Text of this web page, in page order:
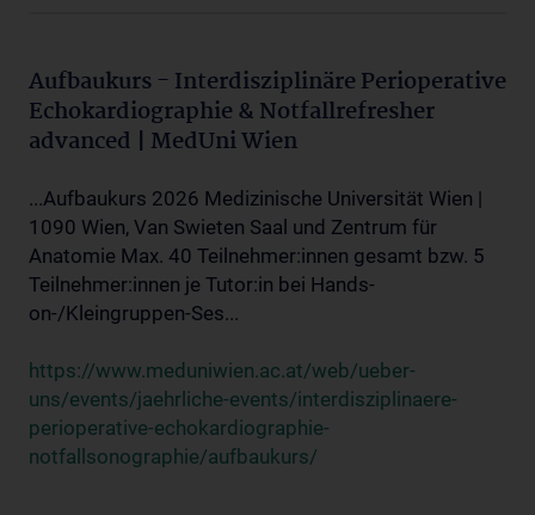
Aufbaukurs - Interdisziplinäre Perioperative
Echokardiographie & Notfallrefresher
advanced | MedUni Wien
...Aufbaukurs 2026 Medizinische Universität Wien |
1090 Wien, Van Swieten Saal und Zentrum für
Anatomie Max. 40 Teilnehmer:innen gesamt bzw. 5
Teilnehmer:innen je Tutor:in bei Hands-
on-/Kleingruppen-Ses...
https://www.meduniwien.ac.at/web/ueber-
uns/events/jaehrliche-events/interdisziplinaere-
perioperative-echokardiographie-
notfallsonographie/aufbaukurs/